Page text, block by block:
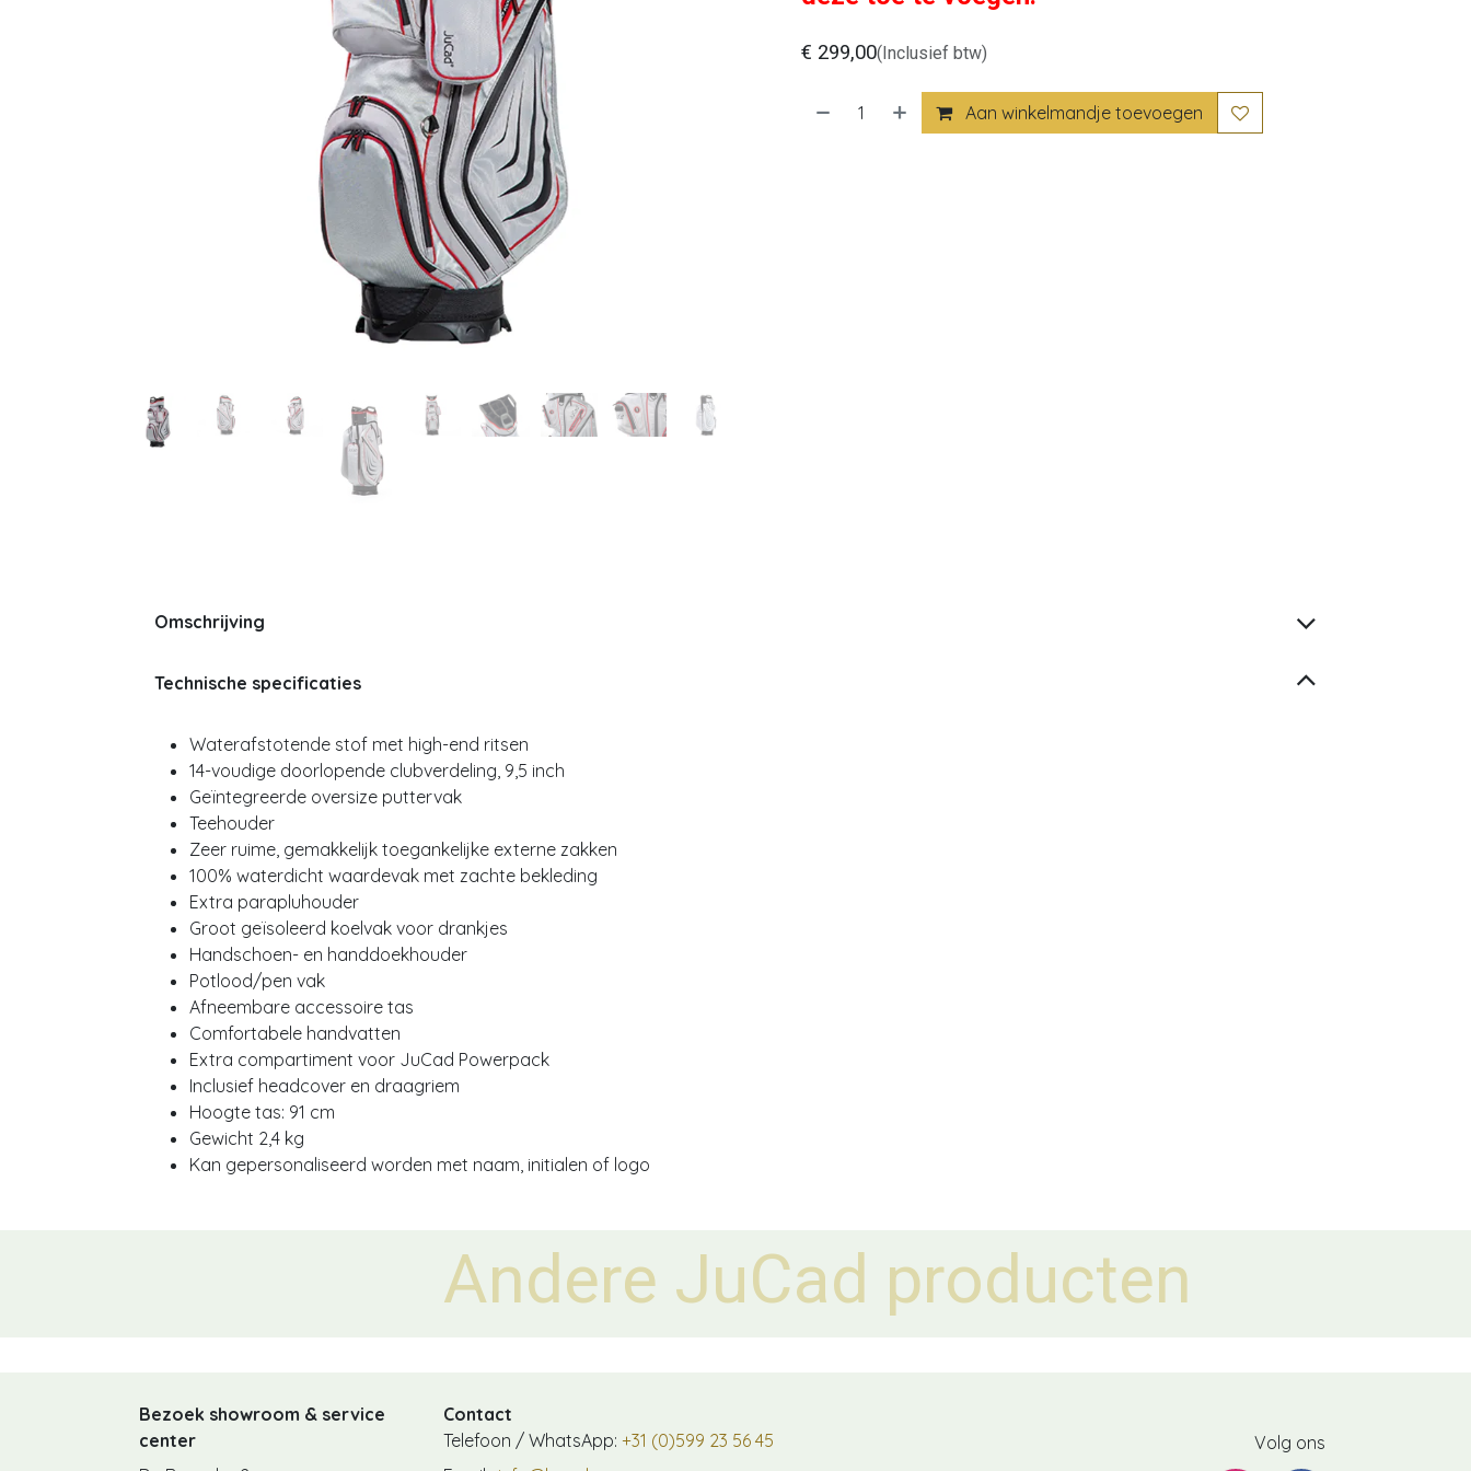
€ 299,00(Inclusief btw)
Aan winkelmandje toevoegen
Omschrijving
Technische specificaties
Waterafstotende stof met high-end ritsen
14-voudige doorlopende clubverdeling, 9,5 inch
Geïntegreerde oversize puttervak
Teehouder
Zeer ruime, gemakkelijk toegankelijke externe zakken
100% waterdicht waardevak met zachte bekleding
Extra parapluhouder
Groot geïsoleerd koelvak voor drankjes
Handschoen- en handdoekhouder
Potlood/pen vak
Afneembare accessoire tas
Comfortabele handvatten
Extra compartiment voor JuCad Powerpack
Inclusief headcover en draagriem
Hoogte tas: 91 cm
Gewicht 2,4 kg
Kan gepersonaliseerd worden met naam, initialen of logo
Andere JuCad producten
Bezoek showroom & service
center
Contact
Telefoon / WhatsApp: +31 (0)599 23 56 45
Volg ons